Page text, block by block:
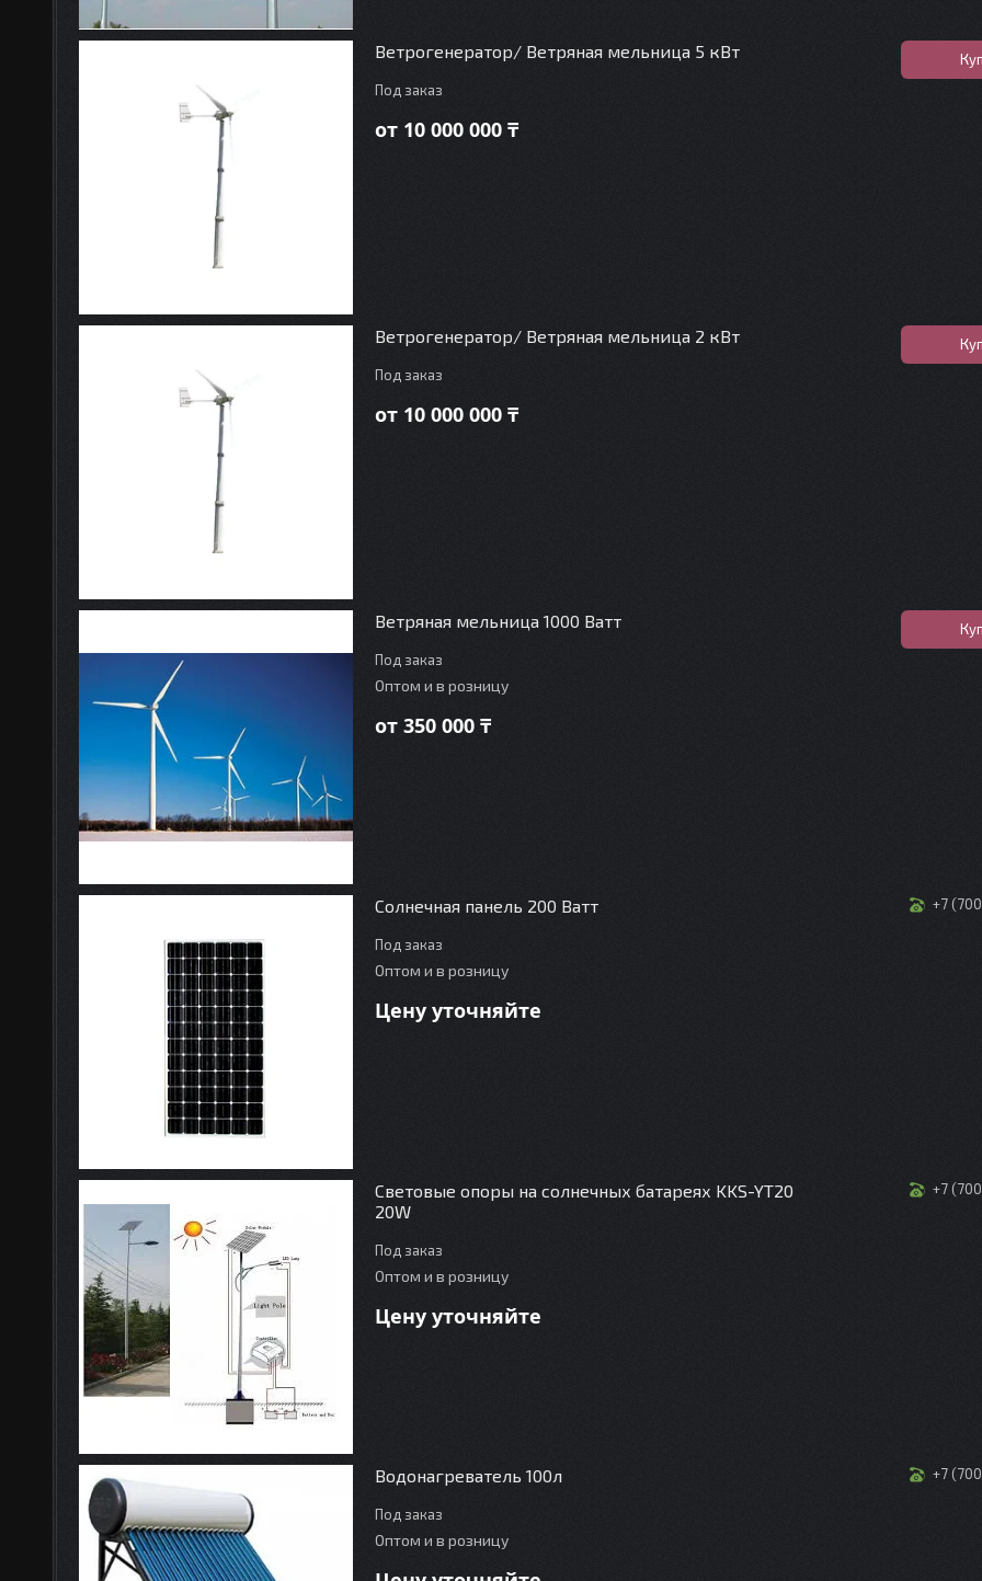
Ветрогенератор/ Ветряная мельница 5 кВт
Под заказ
от 10 000 000 ₸
Ветрогенератор/ Ветряная мельница 2 кВт
Под заказ
от 10 000 000 ₸
Ветряная мельница 1000 Ватт
Под заказ
Оптом и в розницу
от 350 000 ₸
Солнечная панель 200 Ватт
Под заказ
Оптом и в розницу
Цену уточняйте
+7
Световые опоры на солнечных батареях KKS-YT20
20W
Под заказ
Оптом и в розницу
Цену уточняйте
+7
Водонагреватель 100л
Под заказ
Оптом и в розницу
+7